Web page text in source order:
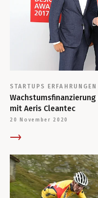
STARTUPS ERFAHRUNGEN
mit Aeris Cleantec
20 November 2020